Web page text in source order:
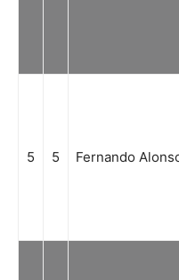
5 5 Fernando